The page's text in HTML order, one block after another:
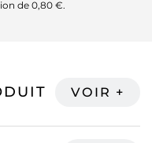
de 0,80 €.